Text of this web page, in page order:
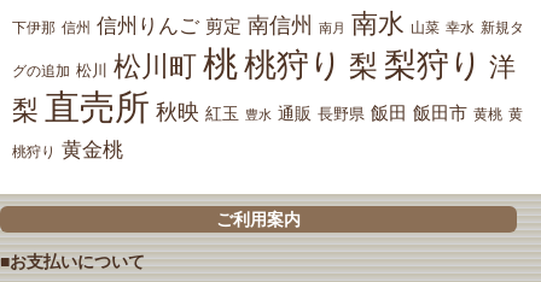
下伊那 信州 信州りんご 剪定 南信州 南月 南水 山菜 幸水 新規タ
グの追加 松川 松川町 桃桃狩り 梨 梨狩り 洋
梨 直売所 秋映 紅玉 豊水 通販 長野県 飯田 飯田市 黄桃 黄
桃狩り 黄金桃
ご利用案内
■お支払いについて